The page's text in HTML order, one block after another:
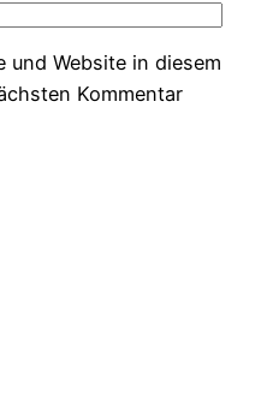
und Website in diesem
Kommentar